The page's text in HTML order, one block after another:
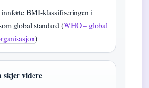
BMI-klassifiseringen i
global standard (WHO – global
)
skjer videre